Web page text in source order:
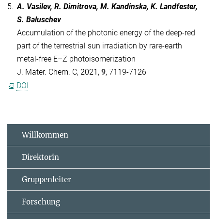
5. A. Vasilev, R. Dimitrova, M. Kandinska, K. Landfester,
S. Baluschev
Accumulation of the photonic energy of the deep-red
part of the terrestrial sun irradiation by rare-earth
metal-free E–Z photoisomerization
J. Mater. Chem. C, 2021, 9, 7119-7126
DOI
Willkommen
Direktorin
Gruppenleiter
Forschung